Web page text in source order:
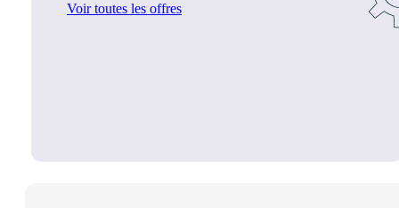
Voir toutes les offres